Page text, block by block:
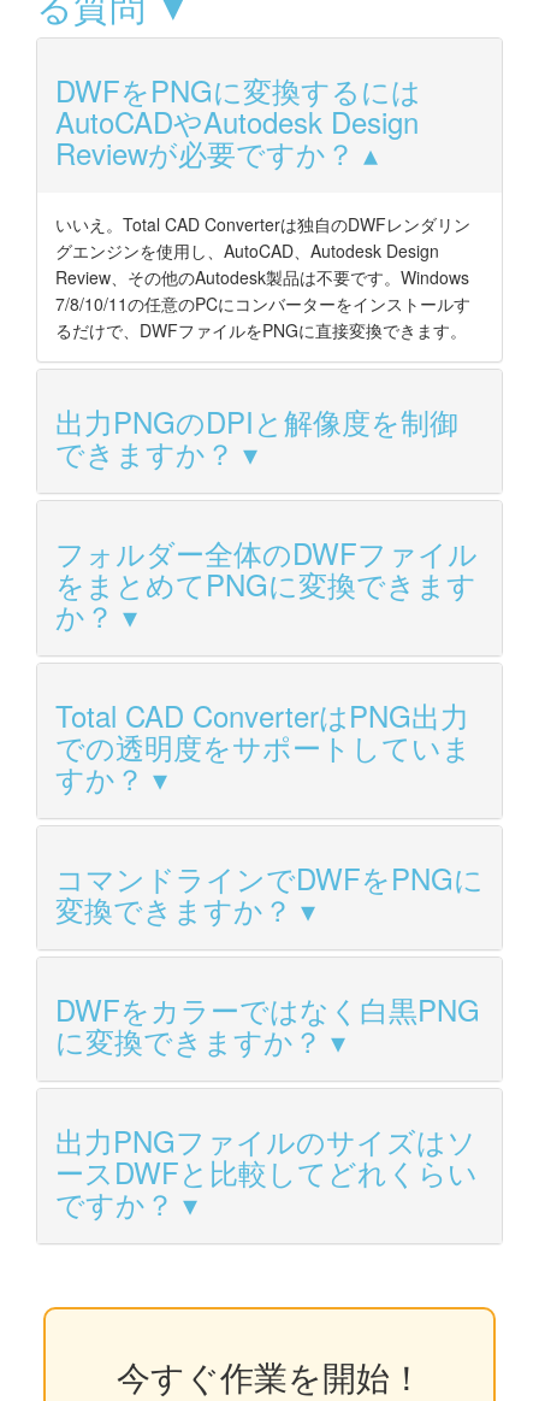
DWFをPNGに変換するには
AutoCADやAutodesk Design
Reviewが必要ですか？
いいえ。Total CAD Converterは独自のDWFレンダリン
グエンジンを使用し、AutoCAD、Autodesk Design
Review、その他のAutodesk製品は不要です。Windows
7/8/10/11の任意のPCにコンバーターをインストールす
るだけで、DWFファイルをPNGに直接変換できます。
出力PNGのDPIと解像度を制御
できますか？
フォルダー全体のDWFファイル
をまとめてPNGに変換できます
か？
Total CAD ConverterはPNG出力
での透明度をサポートしていま
すか？
コマンドラインでDWFをPNGに
変換できますか？
DWFをカラーではなく白黒PNG
に変換できますか？
出力PNGファイルのサイズはソ
ースDWFと比較してどれくらい
ですか？
今すぐ作業を開始！